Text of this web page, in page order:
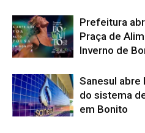
Prefeitura
Praça de
Inverno de
Sanesul abre
do sistema
em Bonito